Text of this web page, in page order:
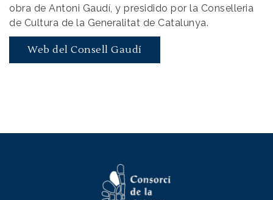
obra de Antoni Gaudí, y presidido por la Conselleria
de Cultura de la Generalitat de Catalunya.
Web del Consell Gaudí